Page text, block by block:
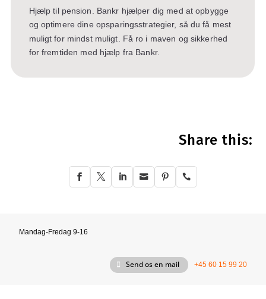
Hjælp til pension. Bankr hjælper dig med at opbygge
og optimere dine opsparingsstrategier, så du få mest
muligt for mindst muligt. Få ro i maven og sikkerhed
for fremtiden med hjælp fra Bankr.
Share this:
     
Mandag-Fredag 9-16
Send os en mail +45 60 15 99 20